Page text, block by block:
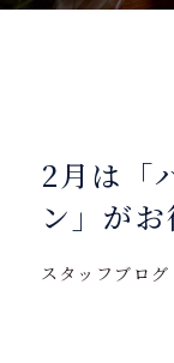
2月は「
ン」がお
スタッフブログ